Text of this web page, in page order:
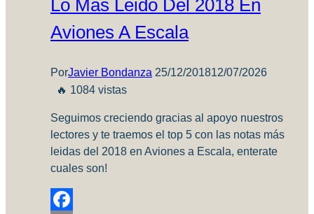
de
una
Lo Más Leido Del 2018 En
Aviones A Escala
PorJavier Bondanza 25/12/201812/07/2026
🔥 1084 vistas
Seguimos creciendo gracias al apoyo nuestros
lectores y te traemos el top 5 con las notas más
leidas del 2018 en Aviones a Escala, enterate
cuales son!